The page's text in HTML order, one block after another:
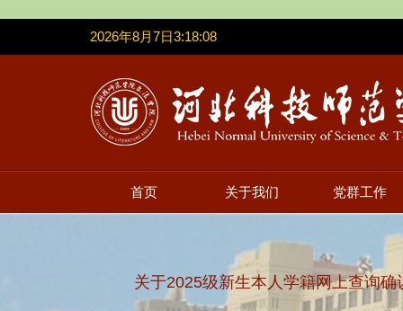
2026年8月7日3:18:08
首页 关于我们 党群工作
关于2025级新生本人学籍网上查询确